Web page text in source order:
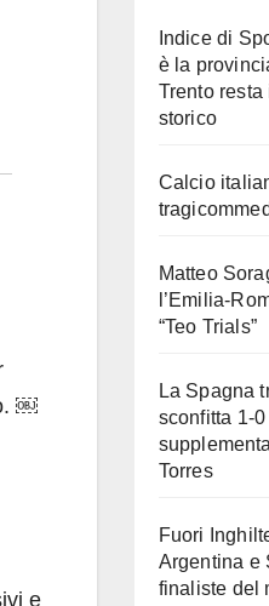
￼
e
Indice di
è la
Trento
storico
Calcio
Matteo
l’Emilia-
“Teo Trials”
La Spagna
sconfitta 1-
Torres
Fuori
Argentina e
finaliste del